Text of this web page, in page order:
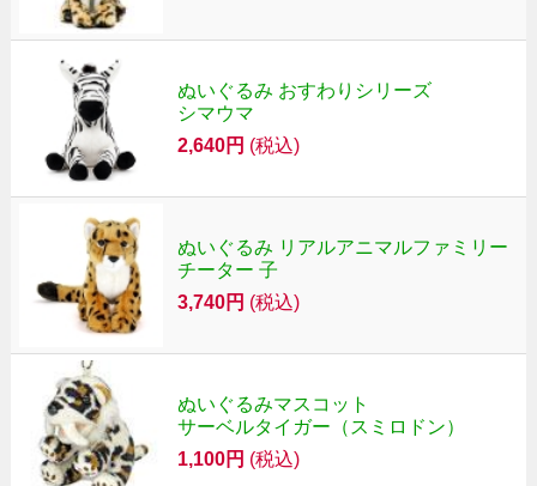
ぬいぐるみ おすわりシリーズ
シマウマ
2,640円 (税込)
ぬいぐるみ リアルアニマルファミリー
チーター 子
3,740円 (税込)
ぬいぐるみマスコット
サーベルタイガー（スミロドン）
1,100円 (税込)